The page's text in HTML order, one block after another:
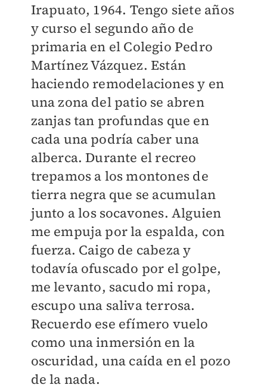
Irapuato, 1964. Tengo siete años
y curso el segundo año de
primaria en el Colegio Pedro
Martínez Vázquez. Están
haciendo remodelaciones y en
una zona del patio se abren
zanjas tan profundas que en
cada una podría caber una
alberca. Durante el recreo
trepamos a los montones de
tierra negra que se acumulan
junto a los socavones. Alguien
me empuja por la espalda, con
fuerza. Caigo de cabeza y
todavía ofuscado por el golpe,
me levanto, sacudo mi ropa,
escupo una saliva terrosa.
Recuerdo ese efímero vuelo
como una inmersión en la
oscuridad, una caída en el pozo
de la nada.